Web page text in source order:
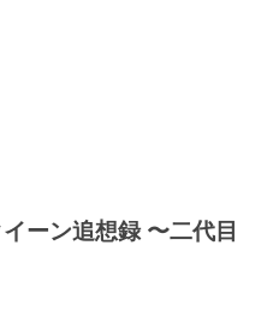
ーン追想録 〜二代目